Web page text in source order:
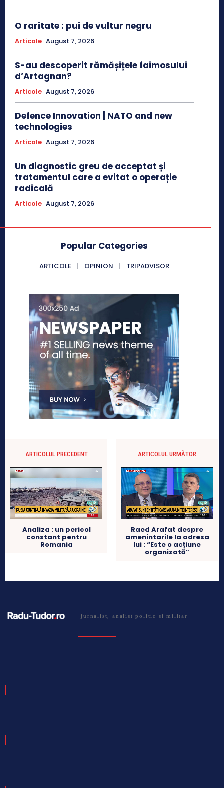
O raritate : pui de vultur negru
Articole August 7, 2026
S-au descoperit rămășițele faimosului
d’Artagnan?
Articole August 7, 2026
Defence Innovation | NATO and new
technologies
Articole August 7, 2026
Un diagnostic greu de acceptat și
tratamentul care a evitat o operație
radicală
Articole August 7, 2026
Popular Categories
ARTICOLE OPINION TRIPADVISOR
ARTICOLUL PRECEDENT
Analiza : un pericol
constant pentru
Romania
ARTICOLUL URMĂTOR
Raed Arafat despre
amenintarile la adresa
lui : “Este o acțiune
organizată”
jurnalist, analist politic si militar